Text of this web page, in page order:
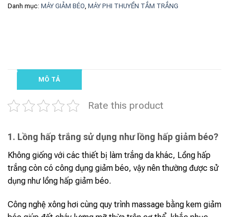
Danh mục: MÁY GIẢM BÉO, MÁY PHI THUYỀN TẮM TRẮNG
MÔ TẢ
Rate this product
1. Lồng hấp trắng sử dụng như lồng hấp giảm béo?
Không giống với các thiết bị làm trắng da khác, Lồng hấp
trắng còn có công dụng giảm béo, vậy nên thường được sử
dụng như lồng hấp giảm béo.
Công nghệ xông hơi cùng quy trình massage bằng kem giảm